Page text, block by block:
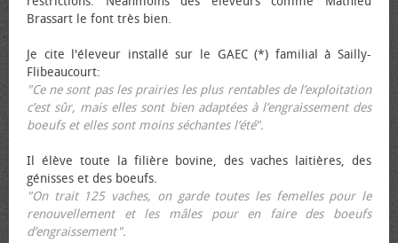
Brassart le font très bien.
Je cite l'éleveur installé sur le GAEC (*) familial à Sailly-
Flibeaucourt:
"Ce ne sont pas les prairies les plus rentables de l’exploitation
c’est sûr, mais elles sont bien adaptées à l’engraissement des
bœufs et elles sont moins séchantes l’été".
Il élève toute la filière bovine, des vaches laitières, des
génisses et des bœufs.
"On trait 125 vaches, on garde toutes les femelles pour le
renouvellement et les mâles pour en faire des bœufs
d’engraissement".